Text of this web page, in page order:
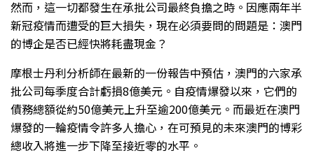
然而，這一切都發生在承批公司最終負擔之時。因應兩年半
新冠疫情而遭受的巨大損失，現在必須要問的問題是：澳門
的博企是否已經快將耗盡現金？
摩根士丹利分析師在最新的一份報告中預估，澳門的六家承
批公司每季度合計虧損8億美元。自疫情爆發以來，它們的
債務總額從約50億美元上升至逾200億美元。而最近在澳門
爆發的一輪疫情令許多人擔心，在可預見的未來澳門的博彩
總收入將進一步下降至接近零的水平。